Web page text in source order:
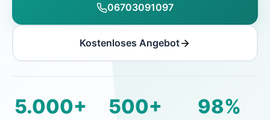
06703091097
Kostenloses Angebot
5.000+ 500+ 98%